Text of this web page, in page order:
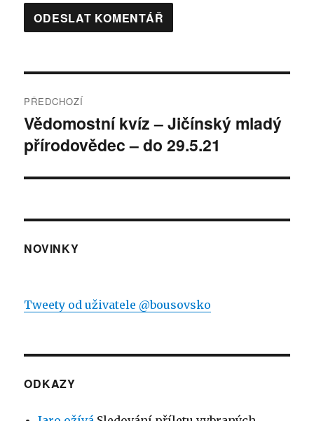
pro
příspěvek
PŘEDCHOZÍ
Předchozí
příspěvek:
Vědomostní kvíz – Jičínský mladý
přírodovědec – do 29.5.21
NOVINKY
Tweety od uživatele @bousovsko
ODKAZY